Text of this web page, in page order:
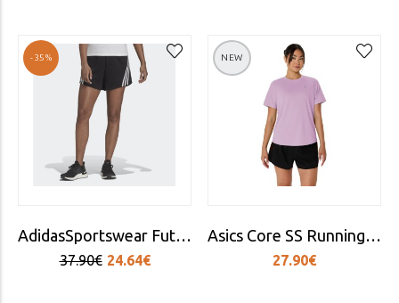
-35%
AdidasSportswear Future Icons 3-Stripes Shorts
37.90€ 24.64€
NEW
Asics Core SS Running Shirt - Women's
27.90€